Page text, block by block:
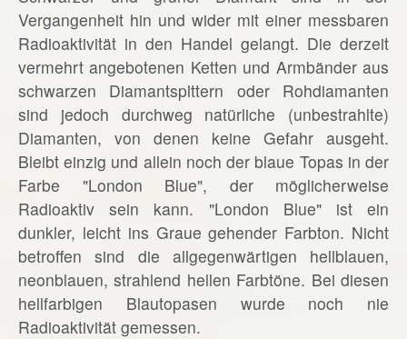
Vergangenheit hin und wider mit einer messbaren
Radioaktivität in den Handel gelangt. Die derzeit
vermehrt angebotenen Ketten und Armbänder aus
schwarzen Diamantsplttern oder Rohdiamanten
sind jedoch durchweg natürliche (unbestrahlte)
Diamanten, von denen keine Gefahr ausgeht.
Bleibt einzig und allein noch der blaue Topas in der
Farbe "London Blue", der möglicherweise
Radioaktiv sein kann. "London Blue" ist ein
dunkler, leicht ins Graue gehender Farbton. Nicht
betroffen sind die allgegenwärtigen hellblauen,
neonblauen, strahlend hellen Farbtöne. Bei diesen
hellfarbigen Blautopasen wurde noch nie
Radioaktivität gemessen.